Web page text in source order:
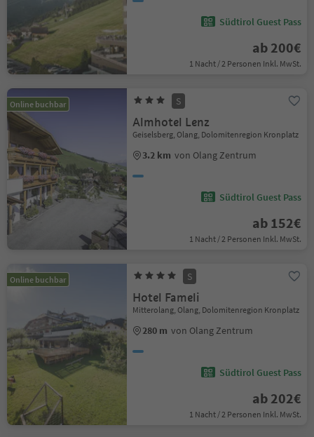
Südtirol Guest Pass
ab 200€
1 Nacht / 2 Personen Inkl. MwSt.
Online buchbar S
Almhotel Lenz
Geiselsberg, Olang, Dolomitenregion Kronplatz
3.2 km von Olang Zentrum
Südtirol Guest Pass
ab 152€
1 Nacht / 2 Personen Inkl. MwSt.
Online buchbar S
Hotel Fameli
Mitterolang, Olang, Dolomitenregion Kronplatz
280 m von Olang Zentrum
Südtirol Guest Pass
ab 202€
1 Nacht / 2 Personen Inkl. MwSt.